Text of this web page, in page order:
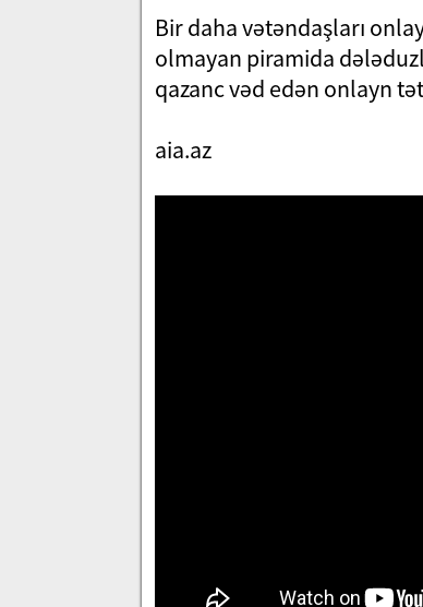
Bir daha vətəndaşları
olmayan piramida
qazanc vəd edən onlayn
aia.az